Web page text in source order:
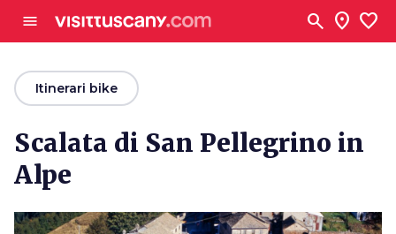
menu search location_on favorite
arrow_backItinerari bike
Scalata di San Pellegrino in
Alpe